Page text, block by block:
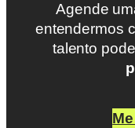
Agende
entendermos
talento